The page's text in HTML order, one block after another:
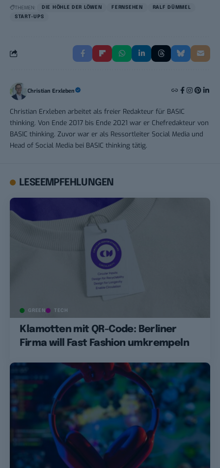
THEMEN: DIE HÖHLE DER LÖWEN FERNSEHEN
RALF DÜMMEL
START-UPS
Christian Erxleben
Christian Erxleben arbeitet als freier Redakteur für BASIC
thinking. Von Ende 2017 bis Ende 2021 war er Chefredakteur von
BASIC thinking. Zuvor war er als Ressortleiter Social Media und
Head of Social Media bei BASIC thinking tätig.
LESEEMPFEHLUNGEN
GREEN TECH
Klamotten mit QR-Code: Berliner
Firma will Fast Fashion umkrempeln